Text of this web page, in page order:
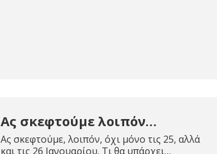
Ας σκεφτούμε λοιπόν…
Ας σκεφτούμε, λοιπόν, όχι μόνο τις 25, αλλά
και τις 26 Ιανουαρίου. Τι θα υπάρχει…